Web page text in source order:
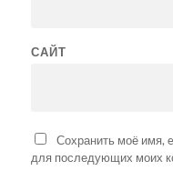
САЙТ
Сохранить моё имя,
для последующих моих